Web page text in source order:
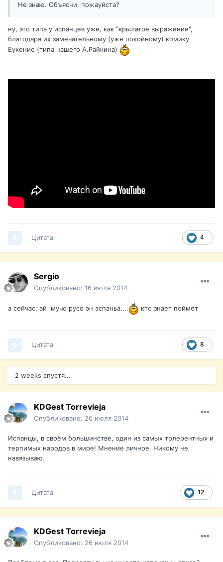
Не знаю. Объясни, пожауйста?
ну, это типа у испанцев уже, как "крылатое выражение",
благодаря их замечательному (уже покойному) комику
Еухенио (типа нашего А.Райкина)
4
Цитата
Sergio
Опубликовано: 16 июля 2014
а сейчас: ай мучо русо эн эспаньа.... кто знает поймёт
8
Цитата
2 weeks спустя...
KDGest Torrevieja
Опубликовано: 26 июля 2014
Испанцы, в своём большинстве, один из самых толерентных и
терпимых народов в мире! Мнение личное. Никому не
навязываю.
12
Цитата
KDGest Torrevieja
Опубликовано: 26 июля 2014